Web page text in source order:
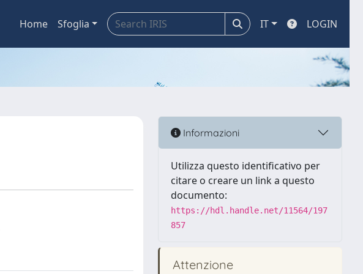
Home Sfoglia IT LOGIN
Informazioni
Utilizza questo identificativo per
citare o creare un link a questo
documento:
https://hdl.handle.net/11564/197
857
Attenzione